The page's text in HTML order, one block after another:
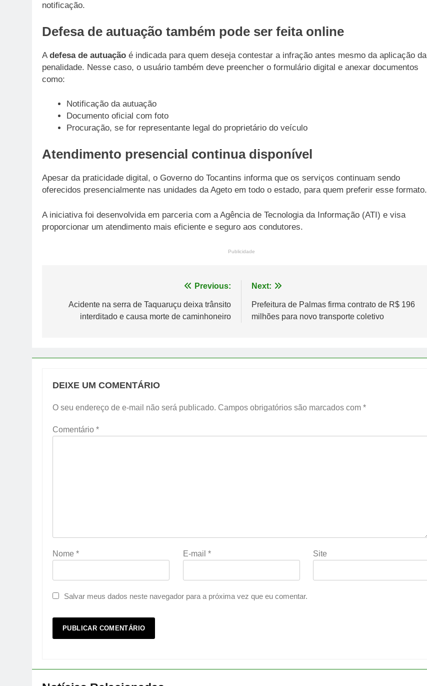
notificação.
Defesa de autuação também pode ser feita online
A defesa de autuação é indicada para quem deseja contestar a infração antes mesmo da aplicação da
penalidade. Nesse caso, o usuário também deve preencher o formulário digital e anexar documentos
como:
Notificação da autuação
Documento oficial com foto
Procuração, se for representante legal do proprietário do veículo
Atendimento presencial continua disponível
Apesar da praticidade digital, o Governo do Tocantins informa que os serviços continuam sendo
oferecidos presencialmente nas unidades da Ageto em todo o estado, para quem preferir esse formato.
A iniciativa foi desenvolvida em parceria com a Agência de Tecnologia da Informação (ATI) e visa
proporcionar um atendimento mais eficiente e seguro aos condutores.
Publicidade
Previous:
Acidente na serra de Taquaruçu deixa trânsito
interditado e causa morte de caminhoneiro
Next:
Prefeitura de Palmas firma contrato de R$ 196
milhões para novo transporte coletivo
DEIXE UM COMENTÁRIO
O seu endereço de e-mail não será publicado. Campos obrigatórios são marcados com *
Comentário *
Nome * E-mail * Site
Salvar meus dados neste navegador para a próxima vez que eu comentar.